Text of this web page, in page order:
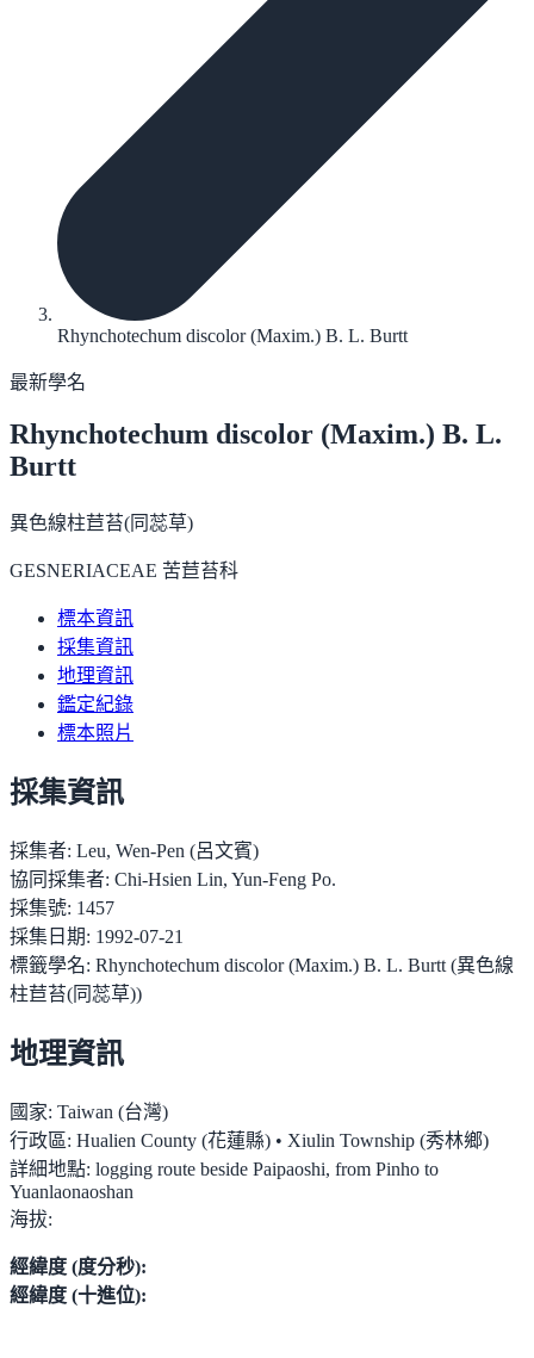
Rhynchotechum discolor (Maxim.) B. L. Burtt
最新學名
Rhynchotechum discolor (Maxim.) B. L.
Burtt
異色線柱苣苔(同蕊草)
GESNERIACEAE 苦苣苔科
標本資訊
採集資訊
地理資訊
鑑定紀錄
標本照片
採集資訊
採集者: Leu, Wen-Pen (呂文賓)
協同採集者: Chi-Hsien Lin, Yun-Feng Po.
採集號: 1457
採集日期: 1992-07-21
標籤學名: Rhynchotechum discolor (Maxim.) B. L. Burtt (異色線
柱苣苔(同蕊草))
地理資訊
國家: Taiwan (台灣)
行政區: Hualien County (花蓮縣) • Xiulin Township (秀林鄉)
詳細地點: logging route beside Paipaoshi, from Pinho to
Yuanlaonaoshan
海拔:
經緯度 (度分秒):
經緯度 (十進位):